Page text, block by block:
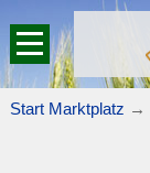
Start Marktplatz →